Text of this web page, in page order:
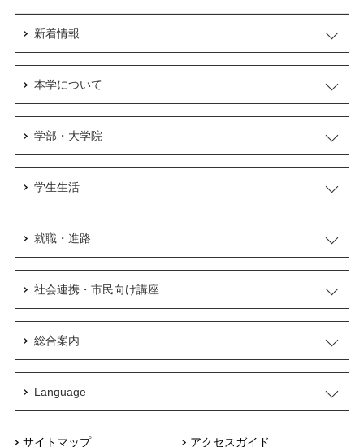
サイトマップ アクセスガイド
新着情報
本学について
学部・大学院
学生生活
就職・進路
社会連携・市民向け講座
総合案内
Language